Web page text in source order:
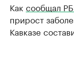
Как сообщал
прирост
Кавказе